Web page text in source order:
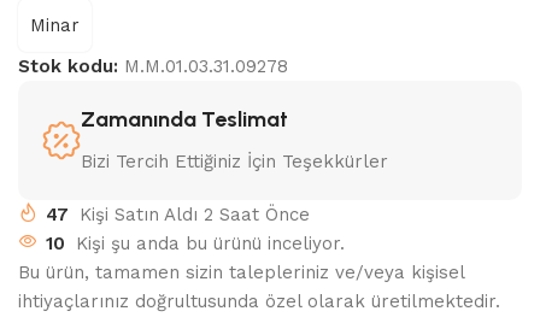
Minar
Stok kodu: M.M.01.03.31.09278
Zamanında Teslimat
Bizi Tercih Ettiğiniz İçin Teşekkürler
47
Kişi Satın Aldı 2 Saat Önce
10
Kişi şu anda bu ürünü inceliyor.
Bu ürün, tamamen sizin talepleriniz ve/veya kişisel
ihtiyaçlarınız doğrultusunda özel olarak üretilmektedir.